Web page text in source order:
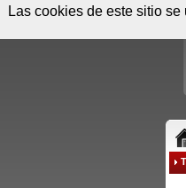
Las cookies de este sitio